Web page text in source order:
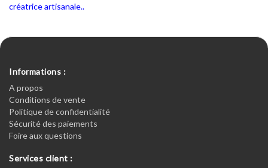
créatrice artisanale..
Informations :
A propos
Conditions de vente
Politique de confidentialité
Sécurité des paiements
Foire aux questions
Services client :